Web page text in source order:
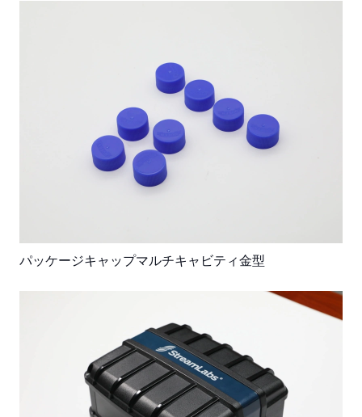
パッケージキャップマルチキャビティ金型